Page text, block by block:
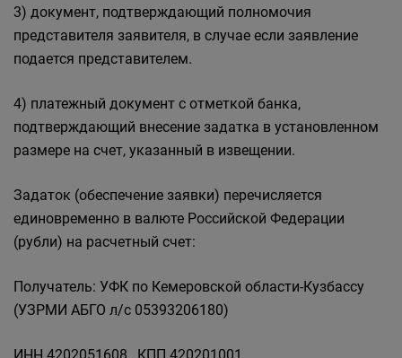
3) документ, подтверждающий полномочия
представителя заявителя, в случае если заявление
подается представителем.
4) платежный документ с отметкой банка,
подтверждающий внесение задатка в установленном
размере на счет, указанный в извещении.
Задаток (обеспечение заявки) перечисляется
единовременно в валюте Российской Федерации
(рубли) на расчетный счет:
Получатель: УФК по Кемеровской области-Кузбассу
(УЗРМИ АБГО л/с 05393206180)